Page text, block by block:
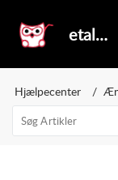
etal24
Hjælpecenter